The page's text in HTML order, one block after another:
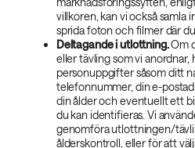
villkoren, kan vi också samla
sprida foton och filmer där
Deltagande i utlottning.Om
eller tävling som vi anordnar,
personuppgifter såsom ditt
telefonnummer, din e-
din ålder och eventuellt ett
du kan identifieras. Vi
genomföra utlottningen/
ålderskontroll, eller för att